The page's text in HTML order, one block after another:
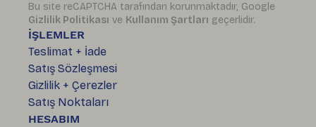
İŞLEMLER
Teslimat + İade
Satış Sözleşmesi
Gizlilik + Çerezler
Satış Noktaları
HESABIM
Bu site reCAPTCHA tarafından korunmaktadır, Google
Gizlilik Politikası ve Kullanım Şartları geçerlidir.